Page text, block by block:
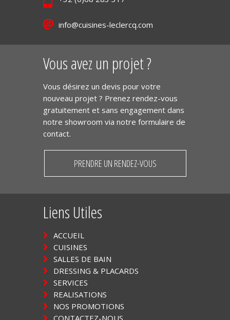
info@cuisines-leclercq.com
Vous avez un projet ?
Vous désirez un devis pour votre
nouveau projet ? Prenez rendez-vous
gratuitement et sans engagement dans
notre showroom via notre formulaire de
contact.
PRENDRE UN RENDEZ-VOUS
Liens Utiles
ACCUEIL
CUISINES
SALLES DE BAIN
DRESSING & PLACARDS
SERVICES
REALISATIONS
NOS PROMOTIONS
CONTACTEZ-NOUS